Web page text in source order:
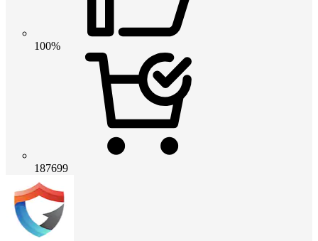
100%
187699